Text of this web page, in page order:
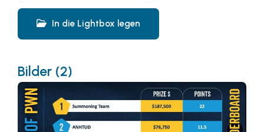
In die Lightbox legen
Bilder (2)